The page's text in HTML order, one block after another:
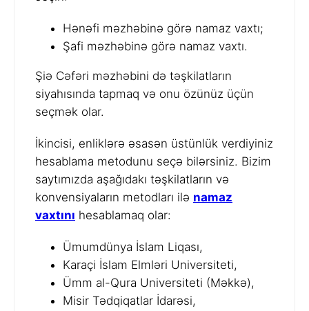
Hənəfi məzhəbinə görə namaz vaxtı;
Şafi məzhəbinə görə namaz vaxtı.
Şiə Cəfəri məzhəbini də təşkilatların
siyahısında tapmaq və onu özünüz üçün
seçmək olar.
İkincisi, enliklərə əsasən üstünlük verdiyiniz
hesablama metodunu seçə bilərsiniz. Bizim
saytımızda aşağıdakı təşkilatların və
konvensiyaların metodları ilə namaz
vaxtını hesablamaq olar:
Ümumdünya İslam Liqası,
Karaçi İslam Elmləri Universiteti,
Ümm al-Qura Universiteti (Məkkə),
Misir Tədqiqatlar İdarəsi,